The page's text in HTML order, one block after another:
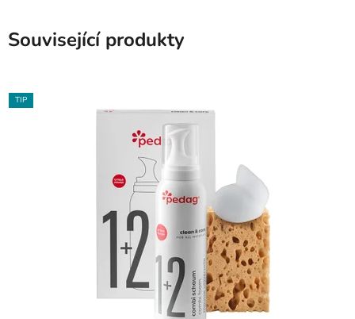
Související produkty
TIP